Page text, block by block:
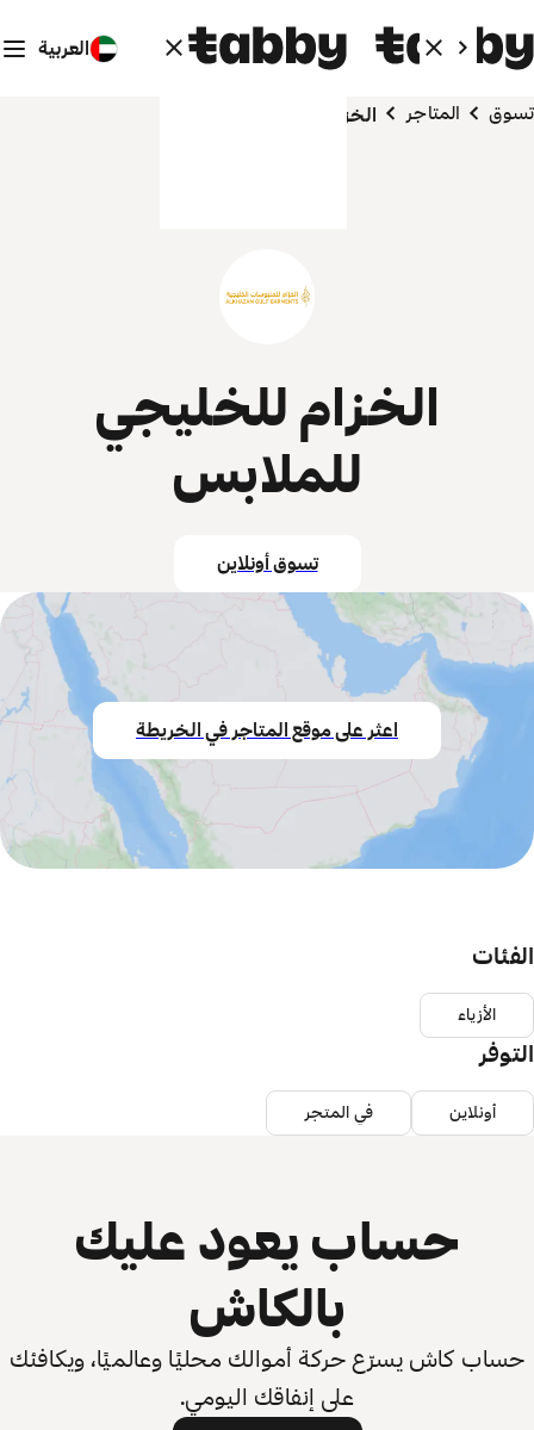
العربية
تسوق المتاجر الخزام للخليجي للملابس
الخزام للخليجي
للملابس
تسوق أونلاين
اعثر على موقع المتاجر في الخريطة
الفئات
الأزياء
التوفر
أونلاين في المتجر
حساب يعود عليك
بالكاش
حساب كاش يسرّع حركة أموالك محليًا وعالميًا، ويكافئك
على إنفاقك اليومي.